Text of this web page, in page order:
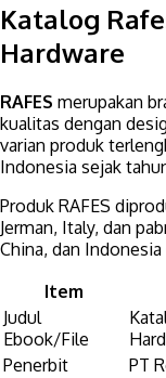
Katalog
Hardware
RAFES merupakan
kualitas dengan
varian produk
Indonesia sejak
Produk RAFES
Jerman, Italy, dan
China, dan
Item
Judul
Ebook/File
Penerbit
PT